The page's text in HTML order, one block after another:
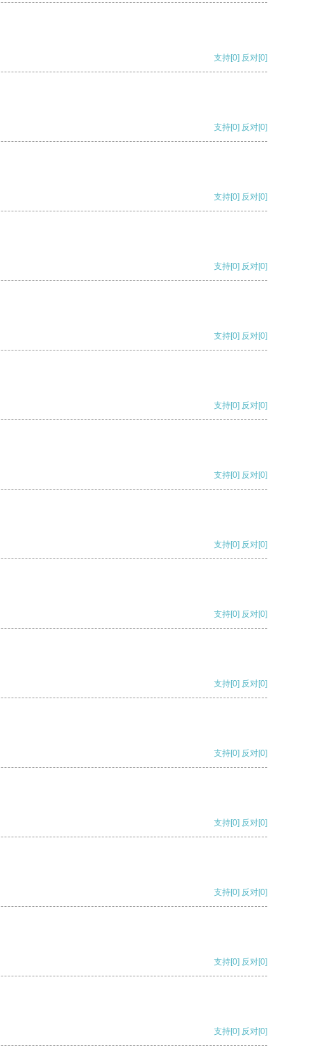
支持[0] 反对[0]
支持[0] 反对[0]
支持[0] 反对[0]
支持[0] 反对[0]
支持[0] 反对[0]
支持[0] 反对[0]
支持[0] 反对[0]
支持[0] 反对[0]
支持[0] 反对[0]
支持[0] 反对[0]
支持[0] 反对[0]
支持[0] 反对[0]
支持[0] 反对[0]
支持[0] 反对[0]
支持[0] 反对[0]